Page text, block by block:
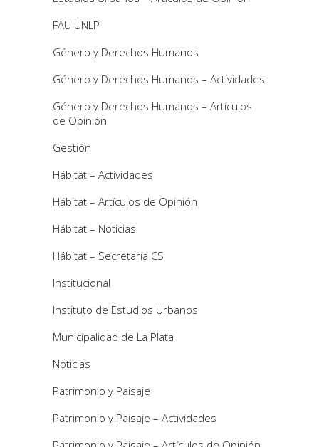
FAU UNLP
Género y Derechos Humanos
Género y Derechos Humanos – Actividades
Género y Derechos Humanos – Artículos
de Opinión
Gestión
Hábitat – Actividades
Hábitat – Artículos de Opinión
Hábitat – Noticias
Hábitat – Secretaría CS
Institucional
Instituto de Estudios Urbanos
Municipalidad de La Plata
Noticias
Patrimonio y Paisaje
Patrimonio y Paisaje – Actividades